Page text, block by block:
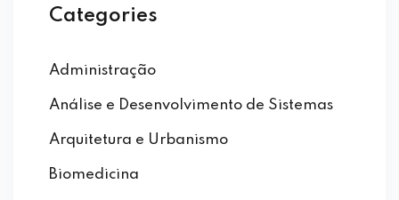
Categories
Administração
Análise e Desenvolvimento de Sistemas
Arquitetura e Urbanismo
Biomedicina